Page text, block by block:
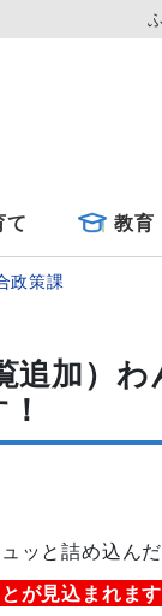
て 教育
政策課
追加）
ッと詰め込ん
が見込まれま